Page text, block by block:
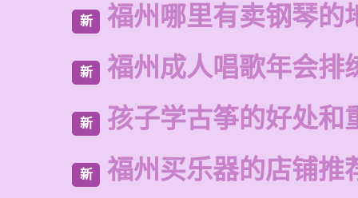
新 福州哪里有卖钢琴的
新 福州成人唱歌年会排
新 孩子学古筝的好处和
新 福州买乐器的店铺推